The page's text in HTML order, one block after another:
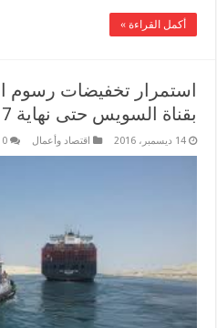
أكمل القراءة »
استمرار تخفيضات رسوم
بقناة السويس حتى نهاية 2017
14 ديسمبر، 2016 اقتصاد وأعمال 0